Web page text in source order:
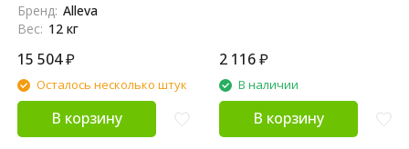
снижения пищевой
непереносимости - 12 кг
Бренд: Alleva
Вес: 12 кг
15 504₽
Осталось несколько штук
В корзину
2 116₽
В наличии
В корзину